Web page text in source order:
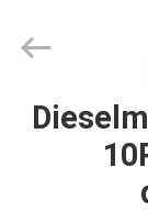
HUIS
Co.,LTD.